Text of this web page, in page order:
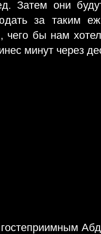
Затем они
за таким
чего бы нам
минут через